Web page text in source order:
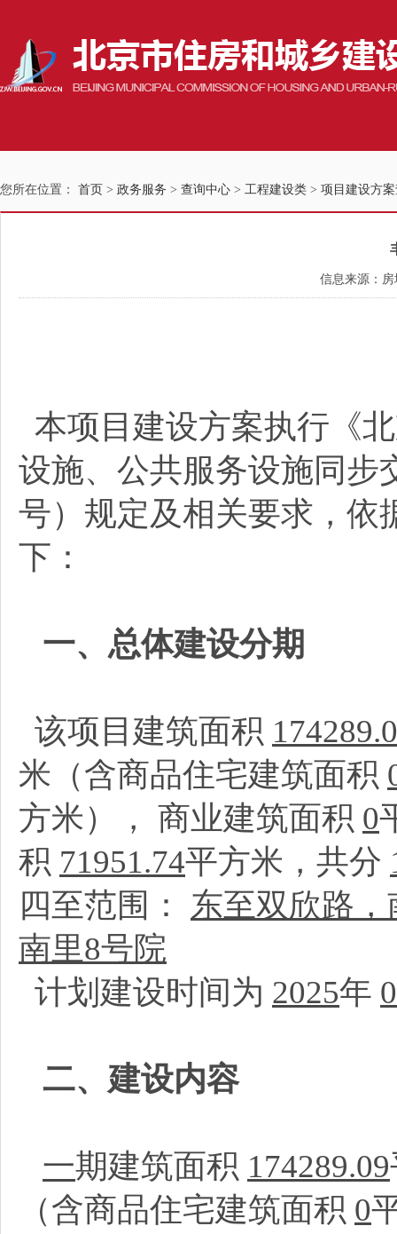
您所在位置： 首页 > 政务服务 > 查询中心 > 工程建设类 > 项目建设方
信息来源：
本项目建设方案执行《
设施、公共服务设施同步
号）规定及相关要求，依
下：
一、总体建设分期
该项目建筑面积
米（含商品住宅建筑面积
方米）， 商业建筑面积 0
积 71951.74平方米，共分
四至范围： 东至双欣路
南里8号院
计划建设时间为 2025年
二、建设内容
一期建筑面积 174289.09
（含商品住宅建筑面积 0